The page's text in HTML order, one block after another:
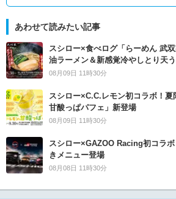
あわせて読みたい記事
スシロー×食べログ「らーめん 武
油ラーメン＆新感覚冷やしとり天
08月09日 11時30分
スシロー×C.C.レモン初コラボ！
甘酸っぱパフェ」新登場
08月09日 11時30分
スシロー×GAZOO Racing初コラ
きメニュー登場
08月08日 11時30分